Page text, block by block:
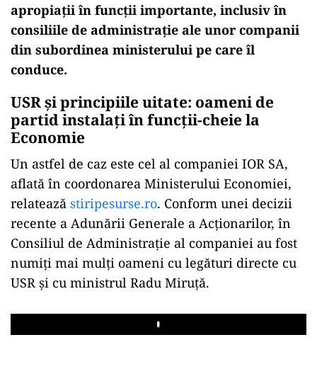
apropiații în funcții importante, inclusiv în
consiliile de administrație ale unor companii
din subordinea ministerului pe care îl
conduce.
USR și principiile uitate: oameni de
partid instalați în funcții-cheie la
Economie
Un astfel de caz este cel al companiei IOR SA,
aflată în coordonarea Ministerului Economiei,
relatează stiripesurse.ro. Conform unei decizii
recente a Adunării Generale a Acționarilor, în
Consiliul de Administrație al companiei au fost
numiți mai mulți oameni cu legături directe cu
USR și cu ministrul Radu Miruță.
Play